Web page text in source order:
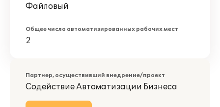
Файловый
Общее число автоматизированных рабочих мест
2
Партнер, осуществивший внедрение/проект
Содействие Автоматизации Бизнеса